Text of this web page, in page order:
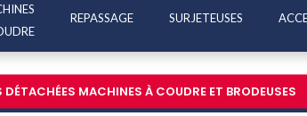
REPASSAGE SURJETEUSES
DÉTACHÉES MACHINES À COUDRE ET BRODEUSES